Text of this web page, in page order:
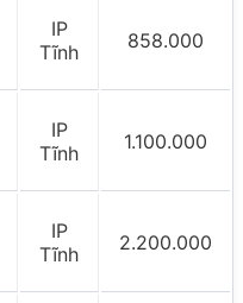
IP
Tĩnh
858.000
IP
Tĩnh
1.100.000
IP
Tĩnh
2.200.000